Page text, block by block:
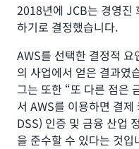
2018년에 JCB는 경영진
하기로 결정했습니다.
AWS를 선택한 결정적
의 사업에서 얻은 결과
그는 또한 “또 다른 점은
서 AWS를 이용하면 결
DSS) 인증 및 금융 산업
을 준수할 수 있다는 것